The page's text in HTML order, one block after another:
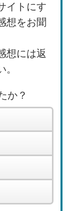
イトにす
想をお聞
想には返
か？